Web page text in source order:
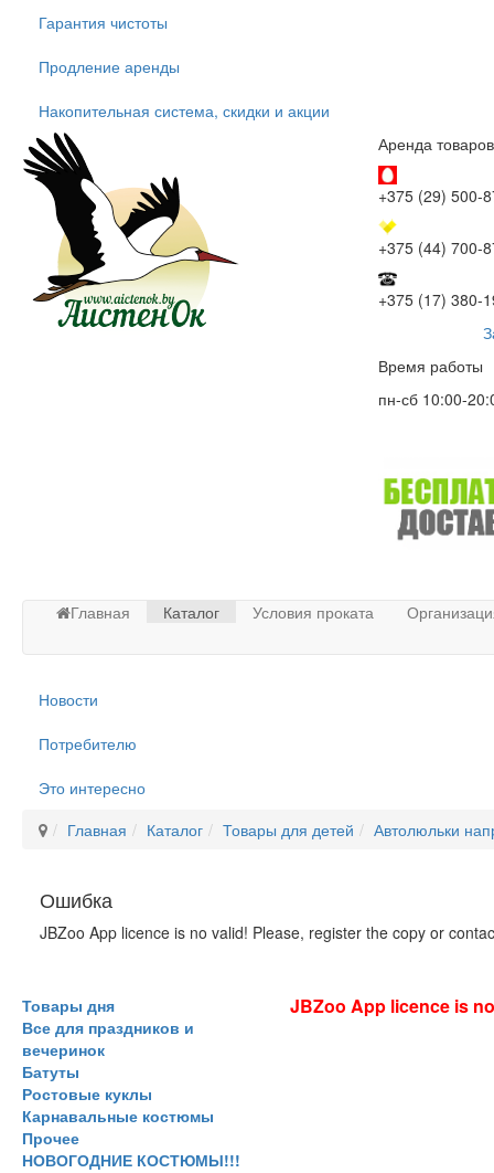
Гарантия чистоты
Продление аренды
Накопительная система, скидки и акции
Аренда
+375 (29) 500-
+375 (44) 700-
+375 (17) 380-
Время работы
пн-сб 10:00-
Главная Каталог Условия проката
Новости
Потребителю
Это интересно
Главная
Каталог Товары для детей Автолюльки
Ошибка
JBZoo App licence is no valid! Please, register the copy or
Товары дня
Все для праздников и
вечеринок
Батуты
Ростовые куклы
Карнавальные костюмы
Прочее
НОВОГОДНИЕ КОСТЮМЫ!!!
JBZoo App licence is